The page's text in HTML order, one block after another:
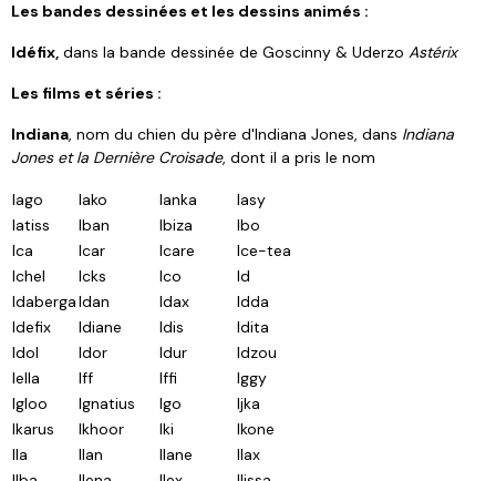
Les bandes dessinées et les dessins animés :
Idéfix, dans la bande dessinée de Goscinny & Uderzo Astérix
Les films et séries :
Indiana, nom du chien du père d'Indiana Jones, dans Indiana
Jones et la Dernière Croisade, dont il a pris le nom
Iago Iako Ianka
Iasy
Iatiss
Iban Ibiza
Ibo
Ica
Icar Icare
Ice-tea
Ichel
Icks Ico
Id
IdabergaIdan Idax
Idda
Idefix
Idiane Idis
Idita
Idol
Idor Idur
Idzou
Iella
Iff Iffi
Iggy
Igloo
Ignatius Igo
Ijka
Ikarus
Ikhoor Iki
Ikone
Ila
Ilan Ilane
Ilax